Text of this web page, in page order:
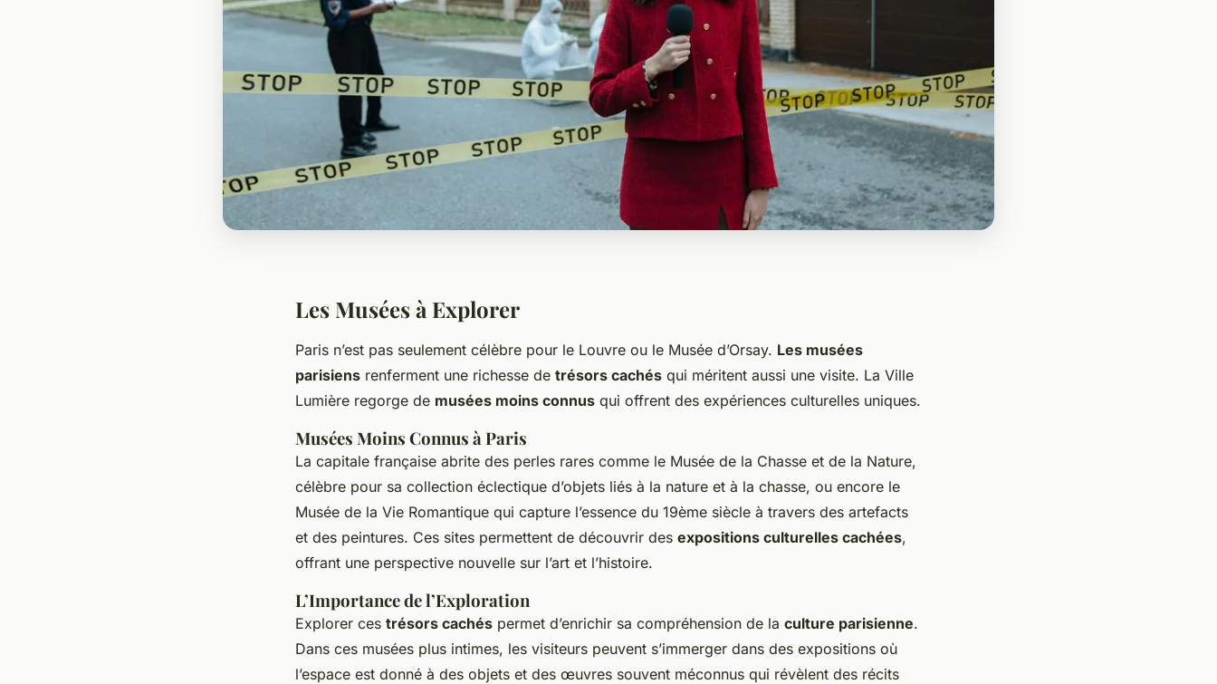
Les Musées à Explorer
Paris n’est pas seulement célèbre pour le Louvre ou le Musée d’Orsay. Les musées
parisiens renferment une richesse de trésors cachés qui méritent aussi une visite. La Ville
Lumière regorge de musées moins connus qui offrent des expériences culturelles uniques.
Musées Moins Connus à Paris
La capitale française abrite des perles rares comme le Musée de la Chasse et de la Nature,
célèbre pour sa collection éclectique d’objets liés à la nature et à la chasse, ou encore le
Musée de la Vie Romantique qui capture l’essence du 19ème siècle à travers des artefacts
et des peintures. Ces sites permettent de découvrir des expositions culturelles cachées,
offrant une perspective nouvelle sur l’art et l’histoire.
L’Importance de l’Exploration
Explorer ces trésors cachés permet d’enrichir sa compréhension de la culture parisienne.
Dans ces musées plus intimes, les visiteurs peuvent s’immerger dans des expositions où
l’espace est donné à des objets et des œuvres souvent méconnus qui révèlent des récits